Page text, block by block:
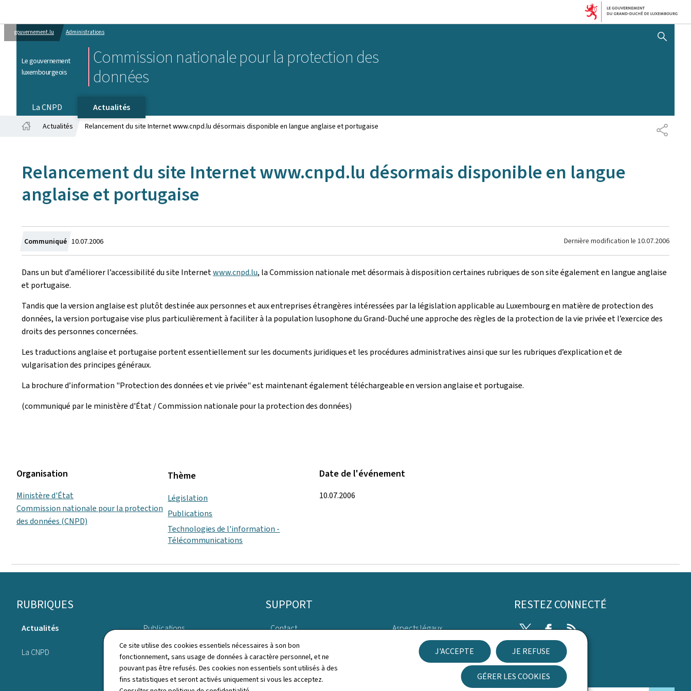
Ce site utilise des cookies essentiels nécessaires à son bon
fonctionnement, sans usage de données à caractère personnel, et ne
pouvant pas être refusés. Des cookies non essentiels sont utilisés à des
fins statistiques et seront activés uniquement si vous les acceptez.
J'ACCEPTE JE REFUSE
GÉRER LES COOKIES
gouvernement.lu Administrations
Le gouvernement
luxembourgeois
Commission nationale pour la protection des
données
AFFICHER / MASQUER
La CNPD
Actualités
Actualités Relancement du site Internet www.cnpd.lu désormais disponible en langue anglaise et portugaise
Relancement du site Internet www.cnpd.lu désormais disponible en langue
anglaise et portugaise
Communiqué Crée
le
10.07.2006 Dernière modification le 10.07.2006
Dans un but d’améliorer l’accessibilité du site Internetwww.cnpd.lu, la Commission nationale met désormais à disposition certaines rubriques de son site également en langue anglaise
et portugaise.
Tandis que la version anglaise est plutôt destinée aux personnes et aux entreprises étrangères intéressées par la législation applicable au Luxembourg en matière de protection des
données, la version portugaise vise plus particulièrement à faciliter à la population lusophone du Grand-Duché une approche des règles de la protection de la vie privée et l’exercice des
droits des personnes concernées.
Les traductions anglaise et portugaise portent essentiellement sur les documents juridiques et les procédures administratives ainsi que sur les rubriques d’explication et de
vulgarisation des principes généraux.
La brochure d’information "Protection des données et vie privée" est maintenant également téléchargeable en version anglaise et portugaise.
(communiqué par le ministère d'État / Commission nationale pour la protection des données)
Organisation
Ministère d'État
Commission nationale pour la protection
des données (CNPD)
Thème
Législation
Publications
Technologies de l'information -
Télécommunications
Date de l'événement
10.07.2006
Pied
de
RUBRIQUES
Actualités
La CNPD
Publications
Annuaire
SUPPORT
Contact
Plan du site
À propos du site
Aspects légaux
Déclaration d'accessibilité
RESTEZ CONNECTÉ
TwitterFacebook
RSS
Newsletter